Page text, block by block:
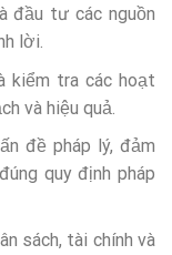
đầu tư các nguồn
lời.
kiểm tra các hoạt
và hiệu quả.
đề pháp lý, đảm
quy định pháp
sách, tài chính và